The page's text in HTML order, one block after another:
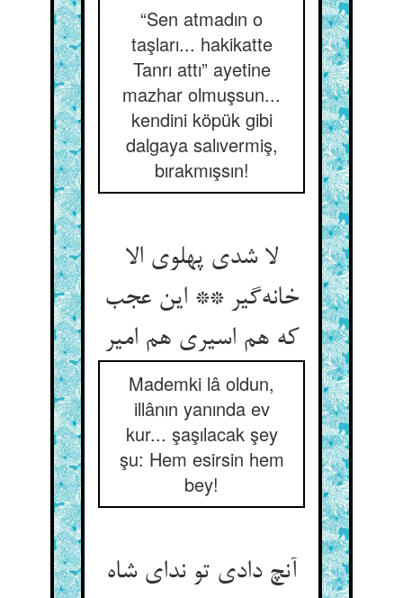
“Sen atmadın o
taşları... hakikatte
Tanrı attı” ayetine
mazhar olmuşsun...
kendini köpük gibi
dalgaya salıvermiş,
bırakmışsın!
لا شدی پهلوی الا
خانه‌گیر ** این عجب
که هم اسیری هم امیر
Mademki lâ oldun,
illânın yanında ev
kur... şaşılacak şey
şu: Hem esirsin hem
bey!
آنچ دادی تو ندای شاه